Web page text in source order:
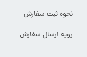
نحوه ثبت سفارش
رویه ارسال سفارش